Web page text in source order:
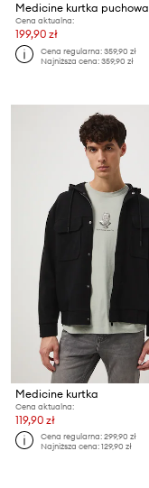
Medicine kurtka puchowa
Cena aktualna:
199,90 zł
Cena regularna:359,90 zł
Najniższa cena:359,90 zł
Medicine kurtka
Cena aktualna:
119,90 zł
Cena regularna:299,90 zł
Najniższa cena:129,90 zł